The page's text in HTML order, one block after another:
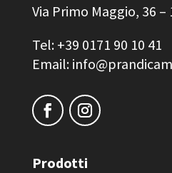
Via Primo Maggio, 36
Tel: +39 0171 90 10 41
Email:
Prodotti